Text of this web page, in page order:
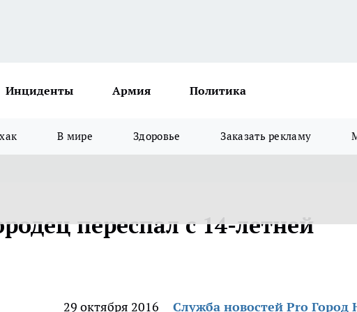
Инциденты Армия Политика
В мире Здоровье Заказать рекламу
переспал с 14-летней
29 октября 2016 Служба новостей Pro Город